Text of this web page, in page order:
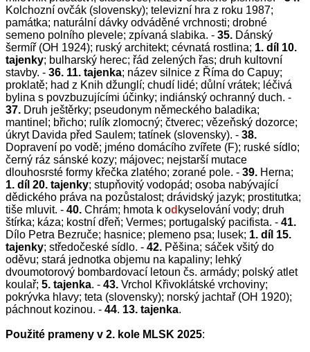
Kolchozní ovčák (slovensky); televizní hra z roku 1987;
památka; naturální dávky odváděné vrchnosti; drobné
semeno polního plevele; zpívaná slabika. - 35. Dánský
šermíř (OH 1924); ruský architekt; cévnatá rostlina; 1. díl 10.
tajenky; bulharský herec; řád zelených řas; druh kultovní
stavby. - 36. 11. tajenka; název silnice z Říma do Capuy;
proklatě; had z Knih džunglí; chudí lidé; důlní vrátek; léčivá
bylina s povzbuzujícími účinky; indiánský ochranný duch. -
37. Druh ještěrky; pseudonym německého baladika;
mantinel; břicho; rulík zlomocný; čtverec; vězeňský dozorce;
úkryt Davida před Saulem; tatínek (slovensky). - 38.
Dopravení po vodě; jméno domácího zvířete (F); ruské sídlo;
černý ráz sánské kozy; májovec; nejstarší mutace
dlouhosrsté formy křečka zlatého; zorané pole. - 39. Herna;
1. díl 20. tajenky; stupňovitý vodopád; osoba nabývající
dědického práva na pozůstalost; drávidský jazyk; prostitutka;
tiše mluvit. - 40. Chrám; hmota k od kyselování vody; druh
štírka; káza; kostní dřeň; Vermes; portugalský pacifista. - 41.
Dílo Petra Bezruče; hasnice; plemeno psa; lusek; 1. díl 15.
tajenky; středočeské sídlo. - 42. Pěšina; sáček všitý do
oděvu; stará jednotka objemu na kapaliny; lehký
dvoumotorový bombardovací letoun čs. armády; polský atlet
koulař; 5. tajenka. - 43. Vrchol Křivoklátské vrchoviny;
pokrývka hlavy; teta (slovensky); norský jachtař (OH 1920);
páchnout kozinou. - 44. 13. tajenka.
Použité prameny v 2. kole MLSK 2025: